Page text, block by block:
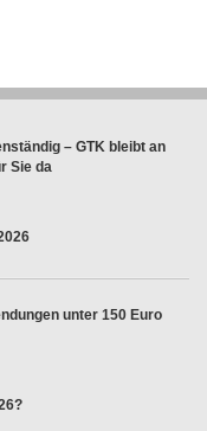
– GTK bleibt an
Sie da
unter 150 Euro